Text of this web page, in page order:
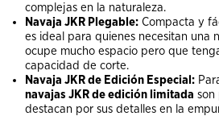
complejas en la naturaleza.
Navaja JKR Plegable: Compacta y
es ideal para quienes necesitan una
ocupe mucho espacio pero que
capacidad de corte.
Navaja JKR de Edición Especial:
navajas JKR de edición limitada son
destacan por sus detalles en la